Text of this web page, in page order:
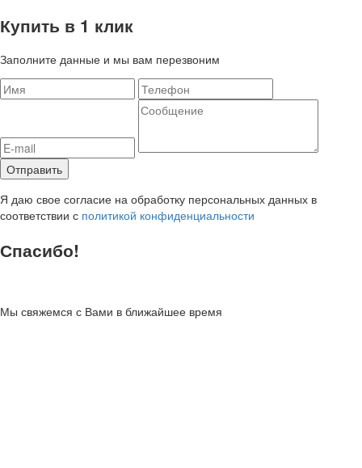
Купить в 1 клик
Заполните данные и мы вам перезвоним
Я даю свое согласие на обработку персональных данных в
соответствии с политикой конфиденциальности
Спасибо!
Мы свяжемся с Вами в ближайшее время